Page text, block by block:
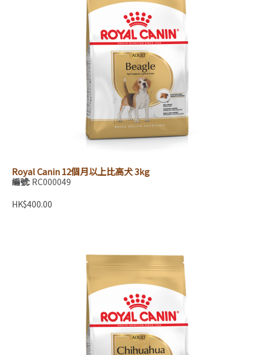
Royal Canin 12個月以上比高犬 3kg
編號: RC000049
HK$400.00